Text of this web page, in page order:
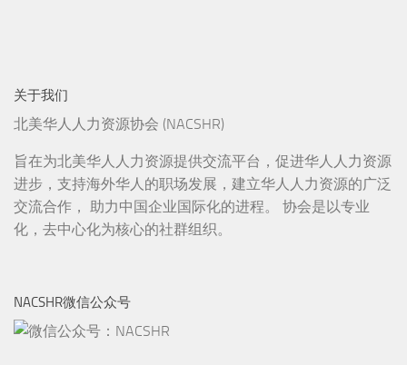
关于我们
北美华人人力资源协会 (NACSHR)
旨在为北美华人人力资源提供交流平台，促进华人人力资源
进步，支持海外华人的职场发展，建立华人人力资源的广泛
交流合作， 助力中国企业国际化的进程。 协会是以专业
化，去中心化为核心的社群组织。
NACSHR微信公众号